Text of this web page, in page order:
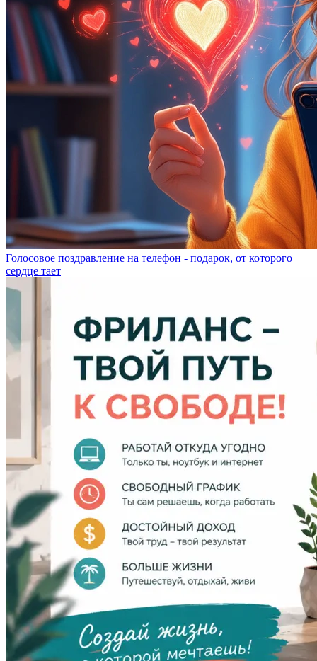
Голосовое поздравление на телефон - подарок, от которого
сердце тает